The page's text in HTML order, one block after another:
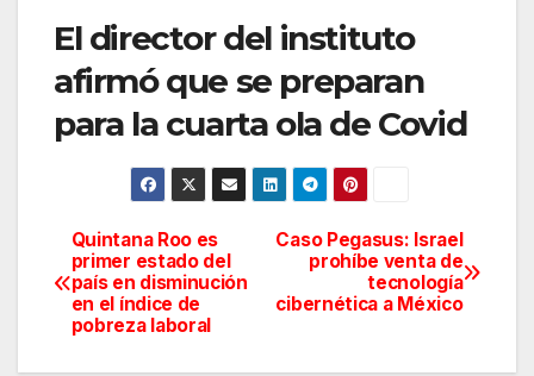
El director del instituto
afirmó que se preparan
para la cuarta ola de Covid
Navegación
de
entradas
Caso Pegasus: Israel
prohíbe venta de
tecnología
cibernética a México
Quintana Roo es
primer estado del
país en disminución
en el índice de
pobreza laboral